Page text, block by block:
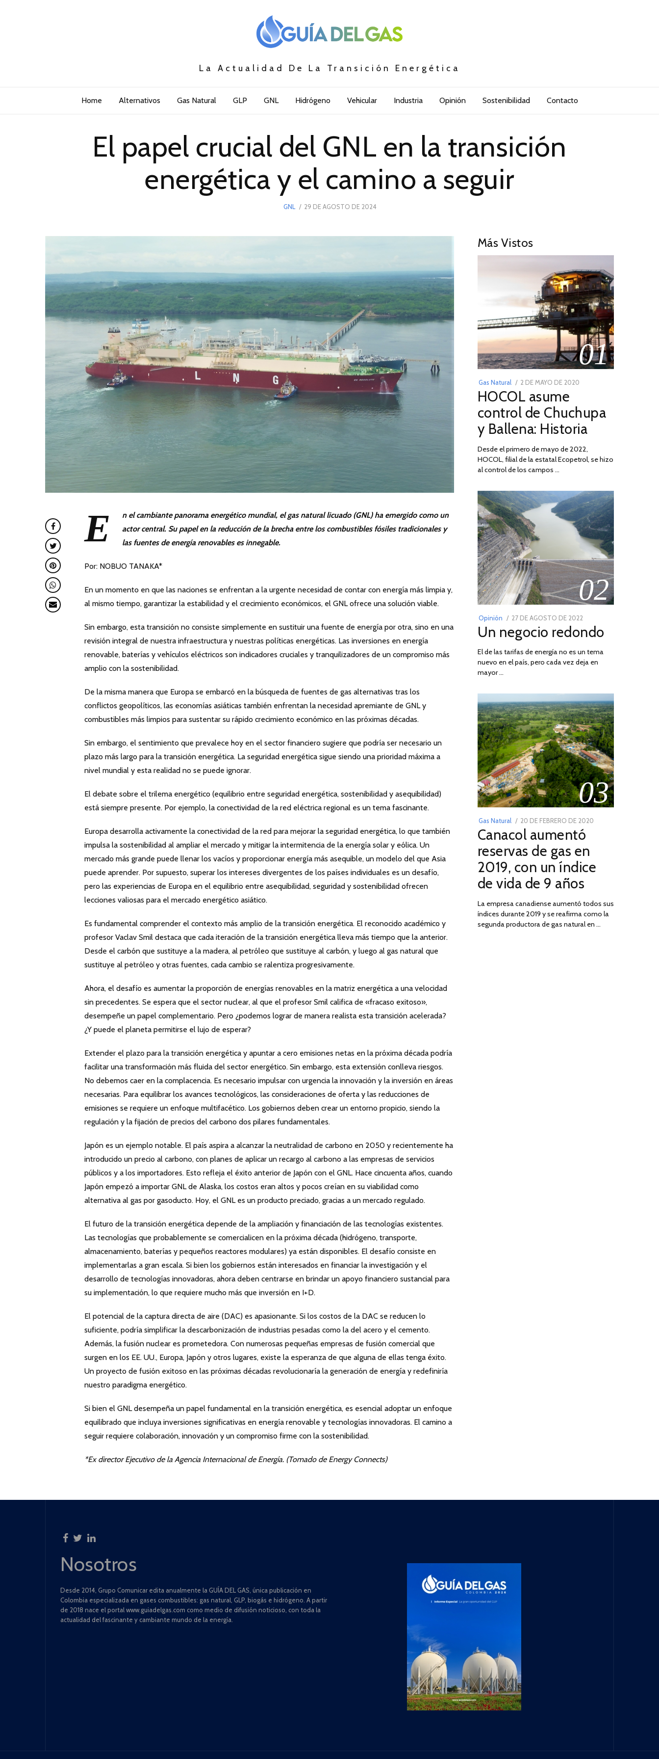
La Actualidad De La Transición Energética
Home Alternativos Gas Natural GLP GNL Hidrógeno Vehicular Industria Opinión Sostenibilidad Contacto
El papel crucial del GNL en la transición
energética y el camino a seguir
GNL
POSTED
29 DE AGOSTO DE 2024
E
n el cambiante panorama energético mundial, el gas natural licuado (GNL) ha emergido como un
actor central. Su papel en la reducción de la brecha entre los combustibles fósiles tradicionales y
las fuentes de energía renovables es innegable.
Por: NOBUO TANAKA*
En un momento en que las naciones se enfrentan a la urgente necesidad de contar con energía más limpia y,
al mismo tiempo, garantizar la estabilidad y el crecimiento económicos, el GNL ofrece una solución viable.
Sin embargo, esta transición no consiste simplemente en sustituir una fuente de energía por otra, sino en una
revisión integral de nuestra infraestructura y nuestras políticas energéticas. Las inversiones en energía
renovable, baterías y vehículos eléctricos son indicadores cruciales y tranquilizadores de un compromiso más
amplio con la sostenibilidad.
De la misma manera que Europa se embarcó en la búsqueda de fuentes de gas alternativas tras los
conflictos geopolíticos, las economías asiáticas también enfrentan la necesidad apremiante de GNL y
combustibles más limpios para sustentar su rápido crecimiento económico en las próximas décadas.
Sin embargo, el sentimiento que prevalece hoy en el sector financiero sugiere que podría ser necesario un
plazo más largo para la transición energética. La seguridad energética sigue siendo una prioridad máxima a
nivel mundial y esta realidad no se puede ignorar.
El debate sobre el trilema energético (equilibrio entre seguridad energética, sostenibilidad y asequibilidad)
está siempre presente. Por ejemplo, la conectividad de la red eléctrica regional es un tema fascinante.
Europa desarrolla activamente la conectividad de la red para mejorar la seguridad energética, lo que también
impulsa la sostenibilidad al ampliar el mercado y mitigar la intermitencia de la energía solar y eólica. Un
mercado más grande puede llenar los vacíos y proporcionar energía más asequible, un modelo del que Asia
puede aprender. Por supuesto, superar los intereses divergentes de los países individuales es un desafío,
pero las experiencias de Europa en el equilibrio entre asequibilidad, seguridad y sostenibilidad ofrecen
lecciones valiosas para el mercado energético asiático.
Es fundamental comprender el contexto más amplio de la transición energética. El reconocido académico y
profesor Vaclav Smil destaca que cada iteración de la transición energética lleva más tiempo que la anterior.
Desde el carbón que sustituye a la madera, al petróleo que sustituye al carbón, y luego al gas natural que
sustituye al petróleo y otras fuentes, cada cambio se ralentiza progresivamente.
Ahora, el desafío es aumentar la proporción de energías renovables en la matriz energética a una velocidad
sin precedentes. Se espera que el sector nuclear, al que el profesor Smil califica de «fracaso exitoso»,
desempeñe un papel complementario. Pero ¿podemos lograr de manera realista esta transición acelerada?
¿Y puede el planeta permitirse el lujo de esperar?
Extender el plazo para la transición energética y apuntar a cero emisiones netas en la próxima década podría
facilitar una transformación más fluida del sector energético. Sin embargo, esta extensión conlleva riesgos.
No debemos caer en la complacencia. Es necesario impulsar con urgencia la innovación y la inversión en áreas
necesarias. Para equilibrar los avances tecnológicos, las consideraciones de oferta y las reducciones de
emisiones se requiere un enfoque multifacético. Los gobiernos deben crear un entorno propicio, siendo la
regulación y la fijación de precios del carbono dos pilares fundamentales.
Japón es un ejemplo notable. El país aspira a alcanzar la neutralidad de carbono en 2050 y recientemente ha
introducido un precio al carbono, con planes de aplicar un recargo al carbono a las empresas de servicios
públicos y a los importadores. Esto refleja el éxito anterior de Japón con el GNL. Hace cincuenta años, cuando
Japón empezó a importar GNL de Alaska, los costos eran altos y pocos creían en su viabilidad como
alternativa al gas por gasoducto. Hoy, el GNL es un producto preciado, gracias a un mercado regulado.
El futuro de la transición energética depende de la ampliación y financiación de las tecnologías existentes.
Las tecnologías que probablemente se comercialicen en la próxima década (hidrógeno, transporte,
almacenamiento, baterías y pequeños reactores modulares) ya están disponibles. El desafío consiste en
implementarlas a gran escala. Si bien los gobiernos están interesados ​​en financiar la investigación y el
desarrollo de tecnologías innovadoras, ahora deben centrarse en brindar un apoyo financiero sustancial para
su implementación, lo que requiere mucho más que inversión en I+D.
El potencial de la captura directa de aire (DAC) es apasionante. Si los costos de la DAC se reducen lo
suficiente, podría simplificar la descarbonización de industrias pesadas como la del acero y el cemento.
Además, la fusión nuclear es prometedora. Con numerosas pequeñas empresas de fusión comercial que
surgen en los EE. UU., Europa, Japón y otros lugares, existe la esperanza de que alguna de ellas tenga éxito.
Un proyecto de fusión exitoso en las próximas décadas revolucionaría la generación de energía y redefiniría
nuestro paradigma energético.
Si bien el GNL desempeña un papel fundamental en la transición energética, es esencial adoptar un enfoque
equilibrado que incluya inversiones significativas en energía renovable y tecnologías innovadoras. El camino a
seguir requiere colaboración, innovación y un compromiso firme con la sostenibilidad.
*Ex director Ejecutivo de la Agencia Internacional de Energía. (Tomado de Energy Connects)
Más Vistos
01
Gas Natural
POSTED
ON
2 DE MAYO DE 2020
DE
2026
HOCOL asume
control de Chuchupa
y Ballena: Historia
Desde el primero de mayo de 2022,
HOCOL, filial de la estatal Ecopetrol, se hizo
al control de los campos …
02
Opinión
POSTED
ON
27 DE AGOSTO DE 2022
DE
DE
2022
Un negocio redondo
El de las tarifas de energía no es un tema
nuevo en el país, pero cada vez deja en
mayor …
03
Gas Natural
POSTED
ON
20 DE FEBRERO DE 2020
2025
Canacol aumentó
reservas de gas en
2019, con un índice
de vida de 9 años
La empresa canadiense aumentó todos sus
índices durante 2019 y se reafirma como la
segunda productora de gas natural en …
Nosotros
Desde 2014, Grupo Comunicar edita anualmente la GUÍA DEL GAS, única publicación en
Colombia especializada en gases combustibles: gas natural, GLP, biogás e hidrógeno. A partir
de 2018 nace el portal www.guiadelgas.com como medio de difusión noticioso, con toda la
actualidad del fascinante y cambiante mundo de la energía.